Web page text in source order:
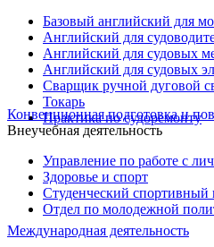
Базовый английский для
Английский для
Английский для судовых
Английский для судовых
Cварщик ручной дуговой
Токарь
Практика по судоремонту
Конвенционная подготовка и
Внеучебная деятельность
Управление по работе с
Здоровье и спорт
Студенческий
Отдел по молодежной
Международная деятельность